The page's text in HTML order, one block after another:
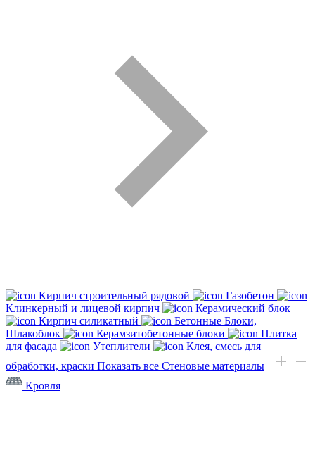
Кирпич строительный рядовой
Газобетон
Клинкерный и лицевой кирпич
Керамический блок
Кирпич силикатный
Бетонные Блоки,
Шлакоблок
Керамзитобетонные блоки
Плитка
для фасада
Утеплители
Клея, смесь для
обработки, краски Показать все Стеновые материалы
Кровля